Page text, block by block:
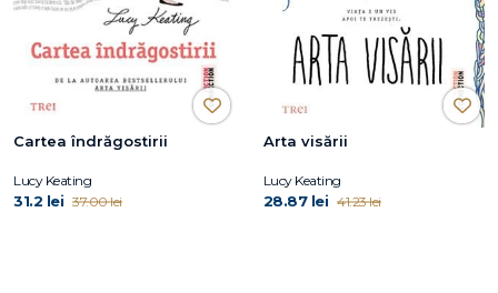
Cartea îndrăgostirii
Lucy Keating
31.2 lei 37.00 lei
Arta visării
Lucy Keating
28.87 lei 41.23 lei